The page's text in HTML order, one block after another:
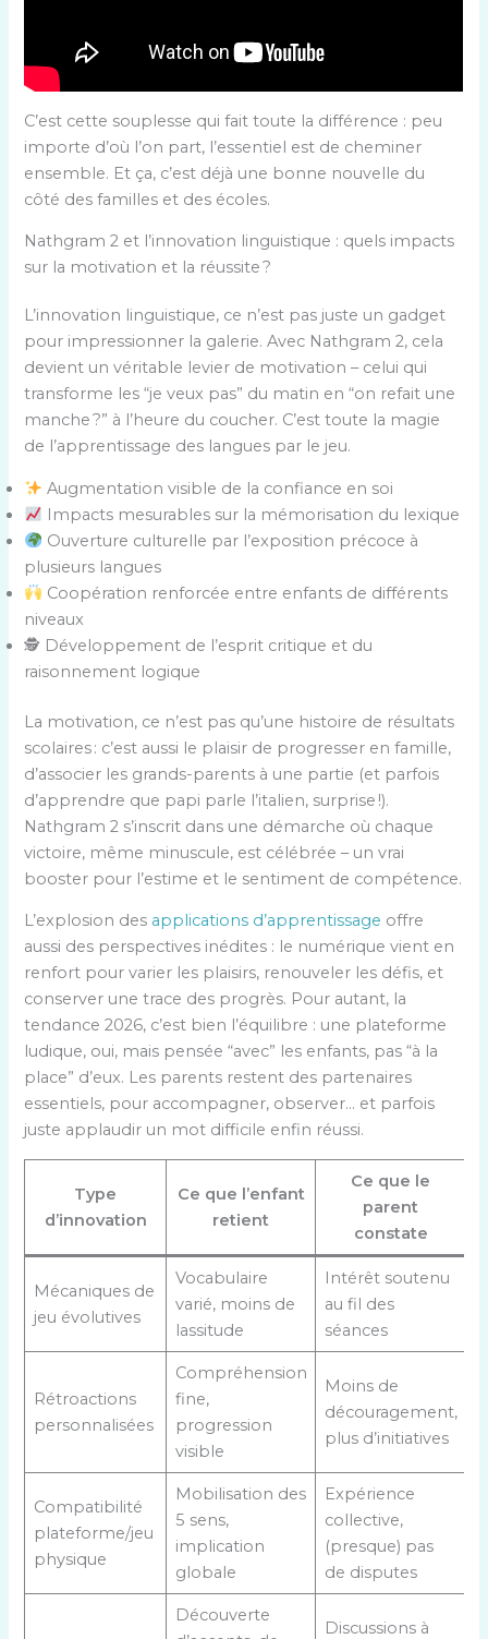
C’est cette souplesse qui fait toute la différence : peu
importe d’où l’on part, l’essentiel est de cheminer
ensemble. Et ça, c’est déjà une bonne nouvelle du
côté des familles et des écoles.
Nathgram 2 et l’innovation linguistique : quels impacts
sur la motivation et la réussite ?
L’innovation linguistique, ce n’est pas juste un gadget
pour impressionner la galerie. Avec Nathgram 2, cela
devient un véritable levier de motivation – celui qui
transforme les “je veux pas” du matin en “on refait une
manche ?” à l’heure du coucher. C’est toute la magie
de l’apprentissage des langues par le jeu.
Augmentation visible de la confiance en soi
Impacts mesurables sur la mémorisation du lexique
Ouverture culturelle par l’exposition précoce à
plusieurs langues
Coopération renforcée entre enfants de différents
niveaux
🕵️ Développement de l’esprit critique et du
raisonnement logique
La motivation, ce n’est pas qu’une histoire de résultats
scolaires : c’est aussi le plaisir de progresser en famille,
d’associer les grands-parents à une partie (et parfois
d’apprendre que papi parle l’italien, surprise !).
Nathgram 2 s’inscrit dans une démarche où chaque
victoire, même minuscule, est célébrée – un vrai
booster pour l’estime et le sentiment de compétence.
L’explosion des applications d’apprentissage offre
aussi des perspectives inédites : le numérique vient en
renfort pour varier les plaisirs, renouveler les défis, et
conserver une trace des progrès. Pour autant, la
tendance 2026, c’est bien l’équilibre : une plateforme
ludique, oui, mais pensée “avec” les enfants, pas “à la
place” d’eux. Les parents restent des partenaires
essentiels, pour accompagner, observer… et parfois
juste applaudir un mot difficile enfin réussi.
Type
d’innovation
Ce que l’enfant
retient
Ce que le
parent
constate
Mécaniques de
jeu évolutives
Vocabulaire
varié, moins de
lassitude
Intérêt soutenu
au fil des
séances
Rétroactions
personnalisées
Compréhension
fine,
progression
visible
Moins de
découragement,
plus d’initiatives
Compatibilité
plateforme/jeu
physique
Mobilisation des
5 sens,
implication
globale
Expérience
collective,
(presque) pas
de disputes
Découverte
Discussions à